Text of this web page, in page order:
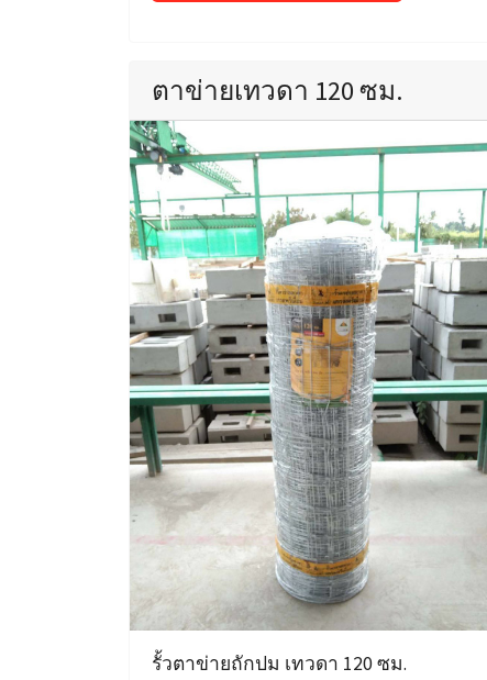
ตาข่ายเทวดา 120 ซม.
รั้วตาข่ายถักปม เทวดา 120 ซม.